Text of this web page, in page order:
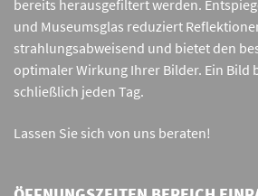
bereits herausgefiltert werden.
und Museumsglas reduziert
strahlungsabweisend und bietet den
optimaler Wirkung Ihrer Bilder. Ein Bild
schließlich jeden Tag.
Lassen Sie sich von uns beraten!